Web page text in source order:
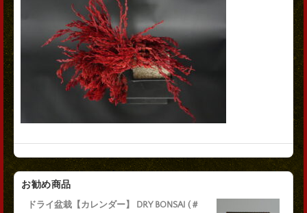
お勧め商品
ドライ盆栽【カレンダー】 DRY BONSAI (＃